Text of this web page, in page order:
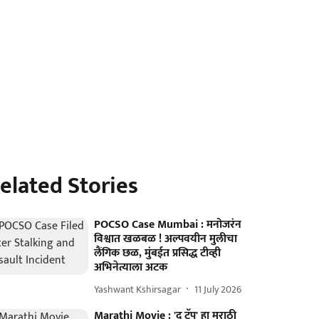
Stories
POCSO Case Mumbai : मनोजरंन
विश्वात खळबळ ! अल्पवयीन मुलीचा
लैंगिक छळ, मुंबईत प्रसिद्ध टीव्ही
अभिनेत्याला अटक
Yashwant Kshirsagar 11 July 2026